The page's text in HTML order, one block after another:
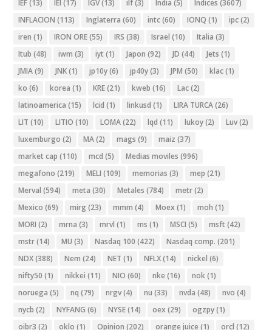
IEF(13) IEI (17) IGV(13) ilf(3) India (5) Indices (3607)
INFLACION (113) Inglaterra (60) intc(60) IONQ (1) ipc(2)
iren (1) IRON ORE(55) IRS (38) Israel (10) Italia (3)
Itub (48) iwm (3) iyt (1) Japon (92) JD (44) Jets (1)
JMIA(9) JNK(1) jp10y(6) jp40y(3) JPM (50) klac(1)
ko (6) korea (1) KRE(21) kweb (16) Lac(2)
latinoamerica (15) lcid (1) linkusd (1) LIRA TURCA(26)
LIT (10) LITIO (10) LOMA(22) lqd (11) lukoy(2) Luv(2)
luxemburgo (2) MA(2) mags (9) maiz (37)
market cap (110) mcd (5) Medias moviles (996)
megafono (219) MELI (109) memorias (3) mep (21)
Merval (594) meta (30) Metales (784) metr(2)
Mexico (69) mirg (23) mmm (4) Moex (1) moh (1)
MORI (2) mrna (3) mrvl (1) ms (1) MSCI (5) msft (42)
mstr(14) MU (3) Nasdaq 100 (422) Nasdaq comp. (201)
NDX(388) Nem (24) NET (1) NFLX(14) nickel (6)
nifty50 (1) nikkei (11) NIO (60) nke (16) nok(1)
noruega (5) nq (79) nrgv(4) nu (33) nvda (48) nvo (4)
nycb (2) NYFANG (6) NYSE(14) oex (29) ogzpy(1)
oibr3 (2) oklo (1) Opinion (202) orange juice (1) orcl (12)